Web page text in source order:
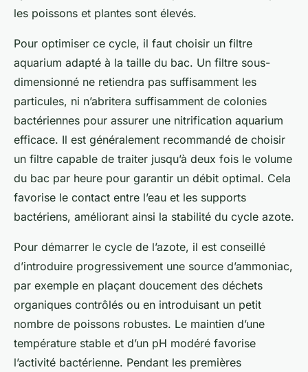
les poissons et plantes sont élevés.
Pour optimiser ce cycle, il faut choisir un filtre
aquarium adapté à la taille du bac. Un filtre sous-
dimensionné ne retiendra pas suffisamment les
particules, ni n’abritera suffisamment de colonies
bactériennes pour assurer une nitrification aquarium
efficace. Il est généralement recommandé de choisir
un filtre capable de traiter jusqu’à deux fois le volume
du bac par heure pour garantir un débit optimal. Cela
favorise le contact entre l’eau et les supports
bactériens, améliorant ainsi la stabilité du cycle azote.
Pour démarrer le cycle de l’azote, il est conseillé
d’introduire progressivement une source d’ammoniac,
par exemple en plaçant doucement des déchets
organiques contrôlés ou en introduisant un petit
nombre de poissons robustes. Le maintien d’une
température stable et d’un pH modéré favorise
l’activité bactérienne. Pendant les premières